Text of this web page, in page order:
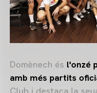
Domènech és l'onzé
amb més partits